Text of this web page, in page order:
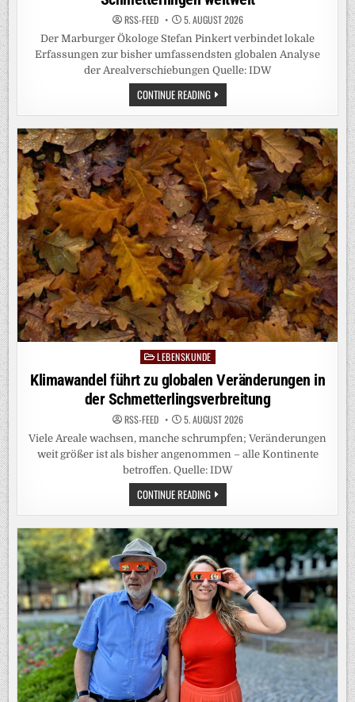
RSS-FEED 5. AUGUST 2026
Der Marburger Ökologe Stefan Pinkert verbindet lokale
Erfassungen zur bisher umfassendsten globalen Analyse
der Arealverschiebungen Quelle: IDW
CONTINUE READINGKLIMAWANDEL
VERSCHIEBT
DIE
VERBREITUNG
VON
SCHMETTERLINGEN
WELTWEIT
Posted
in
LEBENSKUNDE
Klimawandel führt zu globalen Veränderungen in
der Schmetterlingsverbreitung
RSS-FEED 5. AUGUST 2026
Viele Areale wachsen, manche schrumpfen; Veränderungen
weit größer ist als bisher angenommen – alle Kontinente
betroffen. Quelle: IDW
CONTINUE READINGKLIMAWANDEL
FÜHRT
ZU
GLOBALEN
VERÄNDERUNGEN
IN
DER
SCHMETTERLINGSVERBREITUNG